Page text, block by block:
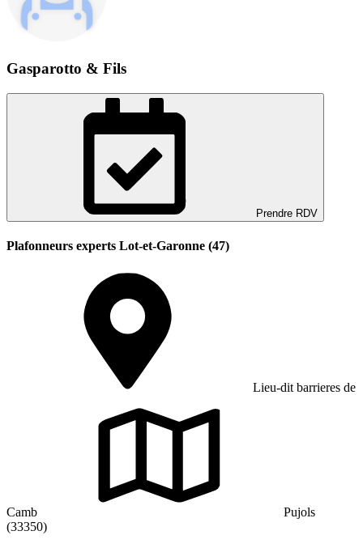
Gasparotto & Fils
Prendre RDV
Plafonneurs experts Lot-et-Garonne (47)
Lieu-dit barrieres de
Camb
Pujols
(33350)